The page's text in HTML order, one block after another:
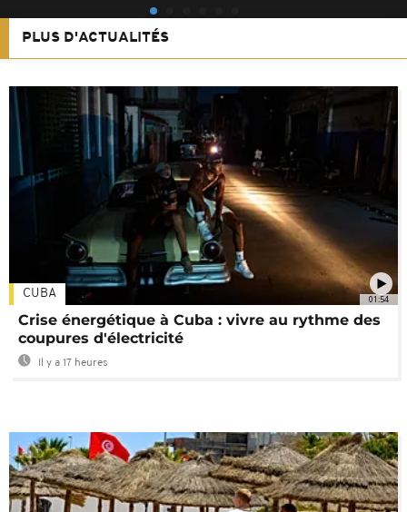
PLUS D'ACTUALITÉS
01:54
CUBA
Crise énergétique à Cuba : vivre au rythme des
coupures d'électricité
Il y a 17 heures